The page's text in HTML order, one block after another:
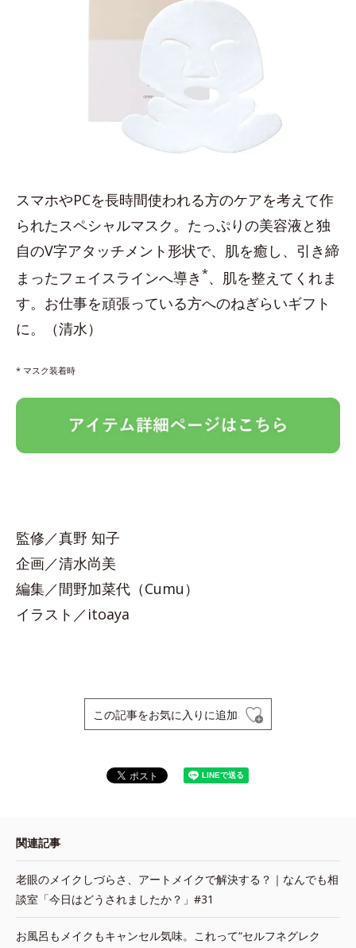
スマホやPCを長時間使われる方のケアを考えて作
られたスペシャルマスク。たっぷりの美容液と独
自のV字アタッチメント形状で、肌を癒し、引き締
まったフェイスラインへ導き *、肌を整えてくれま
す。お仕事を頑張っている方へのねぎらいギフト
に。（清水）
* マスク装着時
監修／真野 知子
企画／清水尚美
編集／間野加菜代（Cumu）
イラスト／itoaya
この記事をお気に入りに追加
関連記事
老眼のメイクしづらさ、アートメイクで解決する？｜なんでも相
談室「今日はどうされましたか？」#31
お風呂もメイクもキャンセル気味。これって“セルフネグレク